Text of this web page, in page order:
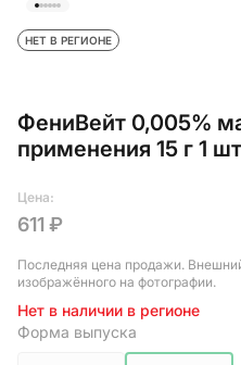
ФениВейт 0,005%
применения 15 г 1
НЕТ В РЕГИОНЕ
Цена:
611 ₽
Последняя цена продажи.
изображённого на фотографии.
Нет в наличии в регионе
Форма выпуска